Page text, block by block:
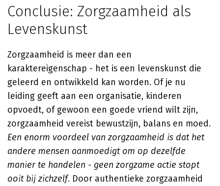
Conclusie: Zorgzaamheid als
Levenskunst
Zorgzaamheid is meer dan een
karaktereigenschap - het is een levenskunst die
geleerd en ontwikkeld kan worden. Of je nu
leiding geeft aan een organisatie, kinderen
opvoedt, of gewoon een goede vriend wilt zijn,
zorgzaamheid vereist bewustzijn, balans en moed.
Een enorm voordeel van zorgzaamheid is dat het
andere mensen aanmoedigt om op dezelfde
manier te handelen - geen zorgzame actie stopt
ooit bij zichzelf. Door authentieke zorgzaamheid